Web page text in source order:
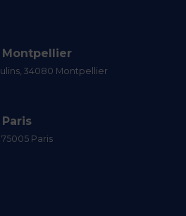
Montpellier
34080 Montpellier
Paris